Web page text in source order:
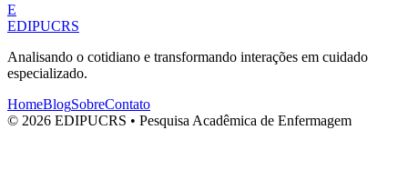
E
EDIPUCRS
Analisando o cotidiano e transformando interações em cuidado
especializado.
HomeBlogSobreContato
© 2026 EDIPUCRS • Pesquisa Acadêmica de Enfermagem